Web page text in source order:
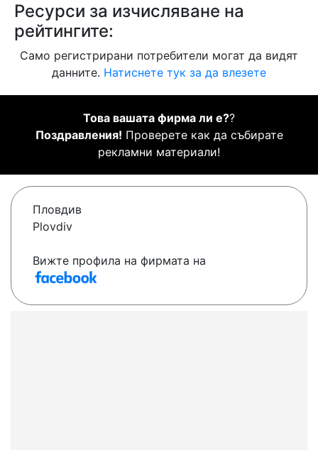
Ресурси за изчисляване на
рейтингите:
Само регистрирани потребители могат да видят
данните. Натиснете тук за да влезете
Това вашата фирма ли е??
Поздравления! Проверете как да събирате
рекламни материали!
Пловдив
Plovdiv
Вижте профила на фирмата на